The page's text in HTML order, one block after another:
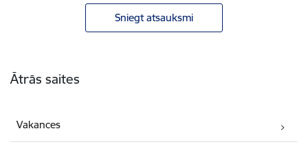
Sniegt atsauksmi
Ātrās saites
Vakances